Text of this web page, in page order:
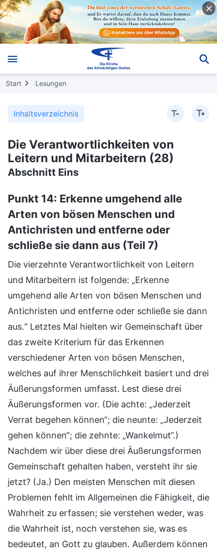
Start Lesungen
Inhaltsverzeichnis
Die Verantwortlichkeiten von
Leitern und Mitarbeitern (28)
Abschnitt Eins
Punkt 14: Erkenne umgehend alle
Arten von bösen Menschen und
Antichristen und entferne oder
schließe sie dann aus (Teil 7)
Die vierzehnte Verantwortlichkeit von Leitern
und Mitarbeitern ist folgende: „Erkenne
umgehend alle Arten von bösen Menschen und
Antichristen und entferne oder schließe sie dann
aus.“ Letztes Mal hielten wir Gemeinschaft über
das zweite Kriterium für das Erkennen
verschiedener Arten von bösen Menschen,
welches auf ihrer Menschlichkeit basiert und drei
Äußerungsformen umfasst. Lest diese drei
Äußerungsformen vor. (Die achte: „Jederzeit
Verrat begehen können“; die neunte: „Jederzeit
gehen können“; die zehnte: „Wankelmut“.)
Nachdem wir über diese drei Äußerungsformen
Gemeinschaft gehalten haben, versteht ihr sie
jetzt? (Ja.) Den meisten Menschen mit diesen
Problemen fehlt im Allgemeinen die Fähigkeit, die
Wahrheit zu erfassen; sie verstehen weder, was
die Wahrheit ist, noch verstehen sie, was es
bedeutet, an Gott zu glauben. Außerdem können